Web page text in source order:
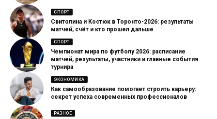
СПОРТ
Свитолина и Костюк в Торонто-2026: результаты
матчей, счёт и кто прошел дальше
СПОРТ
Чемпионат мира по футболу 2026: расписание
матчей, результаты, участники и главные события
турнира
ЭКОНОМИКА
Как самообразование помогает строить карьеру:
секрет успеха современных профессионалов
РАЗНОЕ